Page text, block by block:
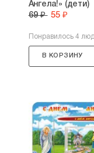
Ангела!» (дети)
69 ₽ 55 ₽
Понравилось 4
В КОРЗИНУ